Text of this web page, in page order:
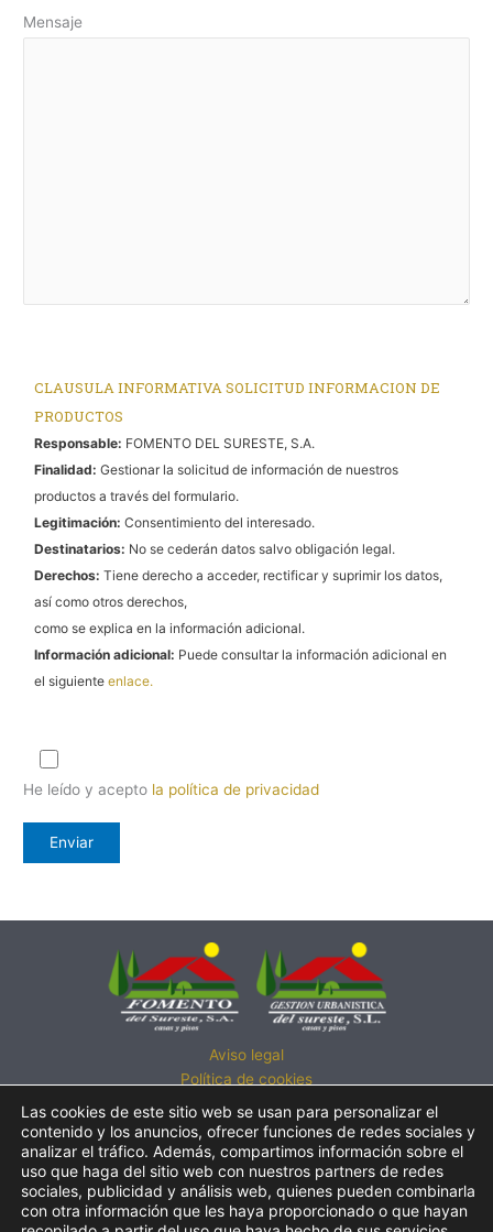
Mensaje
CLAUSULA INFORMATIVA SOLICITUD INFORMACION DE
PRODUCTOS
Responsable: FOMENTO DEL SURESTE, S.A.
Finalidad: Gestionar la solicitud de información de nuestros
productos a través del formulario.
Legitimación: Consentimiento del interesado.
Destinatarios: No se cederán datos salvo obligación legal.
Derechos: Tiene derecho a acceder, rectificar y suprimir los datos,
así como otros derechos,
como se explica en la información adicional.
Información adicional: Puede consultar la información adicional en
el siguiente enlace.
He leído y acepto la política de privacidad
Aviso legal
Política de cookies
Política de privacidad
Política de calidad
Atención al cliente
LLÁMENOS:
• 950 241 077
Las cookies de este sitio web se usan para personalizar el
contenido y los anuncios, ofrecer funciones de redes sociales y
analizar el tráfico. Además, compartimos información sobre el
uso que haga del sitio web con nuestros partners de redes
sociales, publicidad y análisis web, quienes pueden combinarla
con otra información que les haya proporcionado o que hayan